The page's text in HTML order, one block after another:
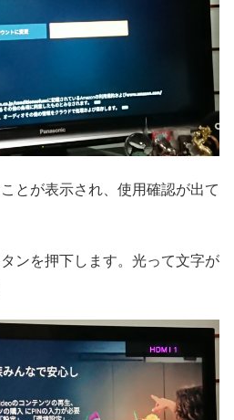
とが表示され、使用確認が出て
ンを押下します。光って文字が